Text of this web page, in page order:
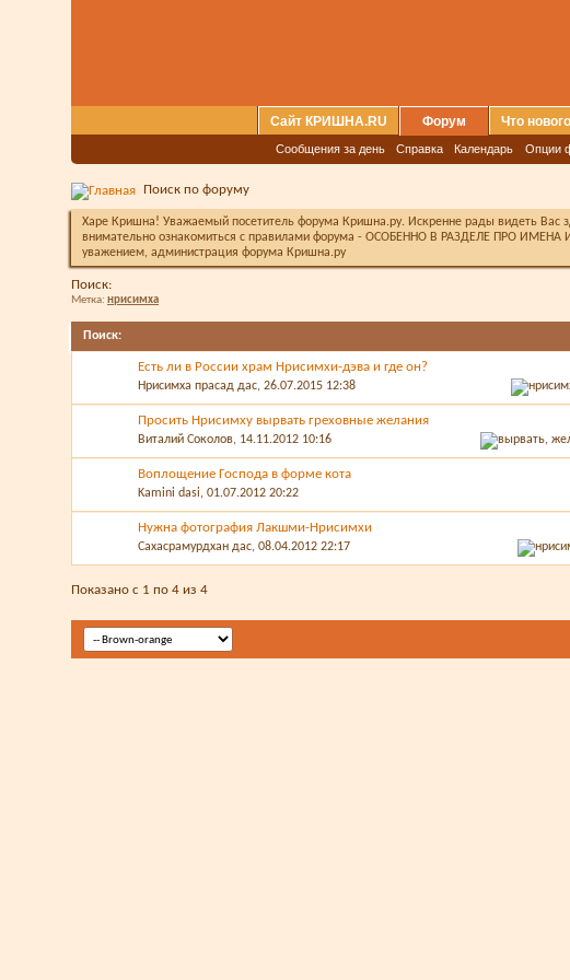
Сайт КРИШНА.RU Форум
Сообщения за день Справка Календарь Опции
Что
Поиск по форуму
Харе Кришна! Уважаемый посетитель форума Кришна.ру. Искренне рады видеть Вас
внимательно ознакомиться с правилами форума - ОСОБЕННО В РАЗДЕЛЕ ПРО ИМЕНА
уважением, администрация форума Кришна.ру
Поиск:
Метка: нрисимха
Поиск:
Есть ли в России храм Нрисимхи-дэва и где он?
Нрисимха прасад дас, 26.07.2015 12:38
Просить Нрисимху вырвать греховные желания
Виталий Соколов, 14.11.2012 10:16
Воплощение Господа в форме кота
Kamini dasi, 01.07.2012 20:22
Нужна фотография Лакшми-Нрисимхи
Сахасрамурдхан дас, 08.04.2012 22:17
Показано с 1 по 4 из 4